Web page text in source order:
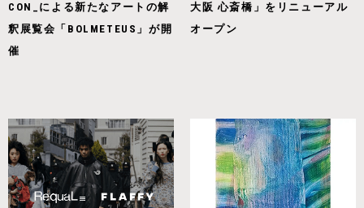
CON_による新たなアートの解
釈展覧会「BOLMETEUS」が開
催
大阪 心斎橋」をリニューアル
オープン